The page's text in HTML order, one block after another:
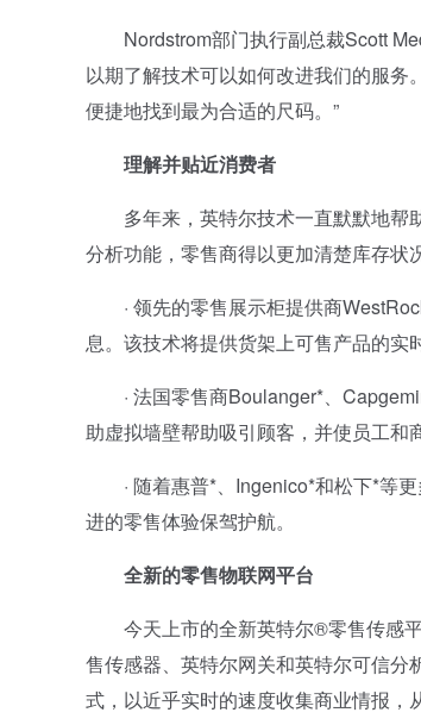
Nordstrom部门执行副总裁Scott
以期了解技术可以如何改进我们的服务
便捷地找到最为合适的尺码。”
理解并贴近消费者
多年来，英特尔技术一直默默地帮
分析功能，零售商得以更加清楚库存状
· 领先的零售展示柜提供商
息。该技术将提供货架上可售产品的实
· 法国零售商Boulanger*、
助虚拟墙壁帮助吸引顾客，并使员工和
· 随着惠普*、Ingenico*和松下*等更
进的零售体验保驾护航。
全新的零售物联网平台
今天上市的全新英特尔®零售传感平
售传感器、英特尔网关和英特尔可信分
式，以近乎实时的速度收集商业情报